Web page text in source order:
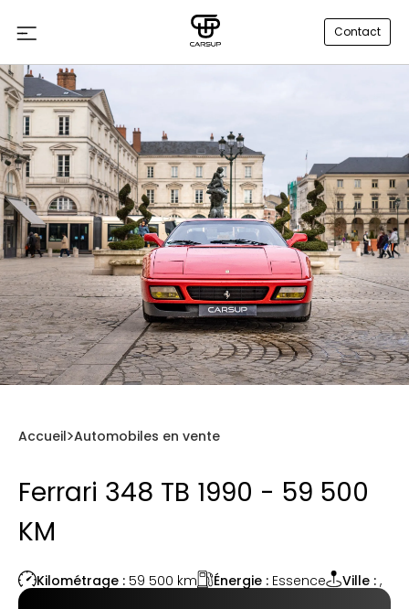
Contact
Accueil Automobiles en vente
Ferrari 348 TB 1990 - 59 500
KM
Kilométrage : 59 500 km Énergie : Essence Ville : ,